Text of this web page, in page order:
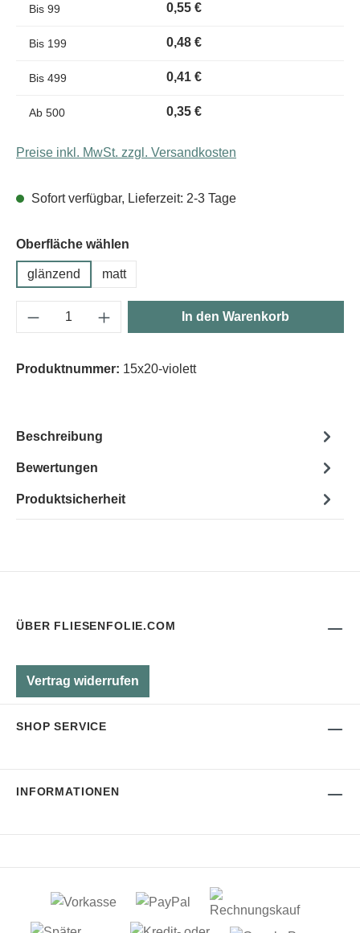
Bis 99 0,55 €
Bis 199 0,48 €
Bis 499 0,41 €
Ab 500 0,35 €
Preise inkl. MwSt. zzgl. Versandkosten
Sofort verfügbar, Lieferzeit: 2-3 Tage
Oberfläche wählen
glänzend matt
Produkt Anzahl: Gib den gewünschten
In den Warenkorb
Produktnummer: 15x20-violett
Beschreibung
Bewertungen
Produktsicherheit
ÜBER FLIESENFOLIE.COM
Vertrag widerrufen
SHOP SERVICE
INFORMATIONEN